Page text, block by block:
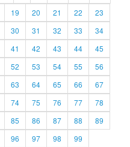
19 20 21 22
23
30 31 32 33
34
41 42 43 44
45
52 53 54 55
56
63 64 65 66
67
74 75 76 77
78
85 86 87 88
89
96 97 98
99